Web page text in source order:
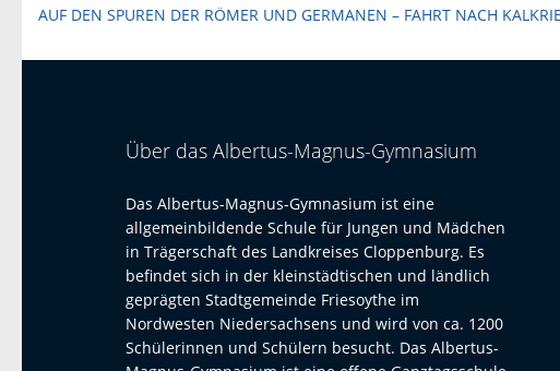
Beitragsnavigation
AUF DEN SPUREN DER RÖMER UND GERMANEN – FAHRT NACH
Über das Albertus-Magnus-Gymnasium
Das Albertus-Magnus-Gymnasium ist eine
allgemeinbildende Schule für Jungen und Mädchen
in Trägerschaft des Landkreises Cloppenburg. Es
befindet sich in der kleinstädtischen und ländlich
geprägten Stadtgemeinde Friesoythe im
Nordwesten Niedersachsens und wird von ca. 1200
Schülerinnen und Schülern besucht. Das Albertus-